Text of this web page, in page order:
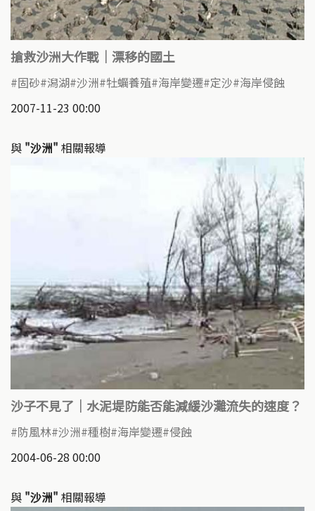
搶救沙洲大作戰｜漂移的國土
固砂 潟湖 沙洲 牡蠣養殖 海岸變遷 定沙 海岸侵蝕
2007-11-23 00:00
與 "沙洲" 相關報導
沙子不見了｜水泥堤防能否能減緩沙灘流失的速度？
防風林 沙洲 種樹 海岸變遷 侵蝕
2004-06-28 00:00
與 "沙洲" 相關報導